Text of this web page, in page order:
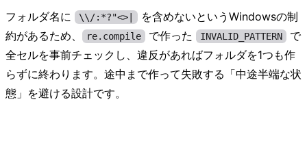
フォルダ名に
\\/:*?"<>|
を含めないというWindowsの制
約があるため、
re.compile で作った INVALID_PATTERN
で
全セルを事前チェックし、違反があればフォルダを1つも作
らずに終わります。途中まで作って失敗する「中途半端な状
態」を避ける設計です。